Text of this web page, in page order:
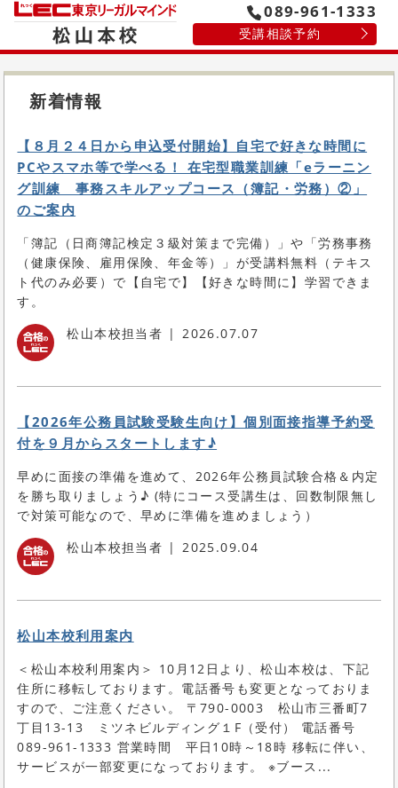
089-961-1333
受講相談予約
新着情報
【８月２４日から申込受付開始】自宅で好きな時間に
PCやスマホ等で学べる！ 在宅型職業訓練「eラーニン
グ訓練 事務スキルアップコース（簿記・労務）②」
のご案内
「簿記（日商簿記検定３級対策まで完備）」や「労務事務
（健康保険、雇用保険、年金等）」が受講料無料（テキス
ト代のみ必要）で【自宅で】【好きな時間に】学習できま
す。
松山本校担当者
2026.07.07
【2026年公務員試験受験生向け】個別面接指導予約受
付を９月からスタートします♪
早めに面接の準備を進めて、2026年公務員試験合格＆内定
を勝ち取りましょう♪ (特にコース受講生は、回数制限無し
で対策可能なので、早めに準備を進めましょう）
松山本校担当者
2025.09.04
松山本校利用案内
＜松山本校利用案内＞ 10月12日より、松山本校は、下記
住所に移転しております。電話番号も変更となっておりま
すので、ご注意ください。 〒790-0003 松山市三番町7
丁目13-13 ミツネビルディング１F（受付） 電話番号
089-961-1333 営業時間 平日10時～18時 移転に伴い、
サービスが一部変更になっております。 ※ブース...